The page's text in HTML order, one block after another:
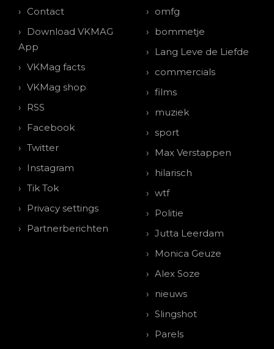
Contact
Download VKMAG
App
VKMag facts
VKMag shop
RSS
Facebook
Twitter
Instagram
Tik Tok
Privacy settings
Partnerberichten
omfg
bommetje
Lang Leve de Liefde
commercials
films
muziek
sport
Max Verstappen
hilarisch
wtf
Politie
Jutta Leerdam
Monica Geuze
Alex Soze
nieuws
Slingshot
Parels